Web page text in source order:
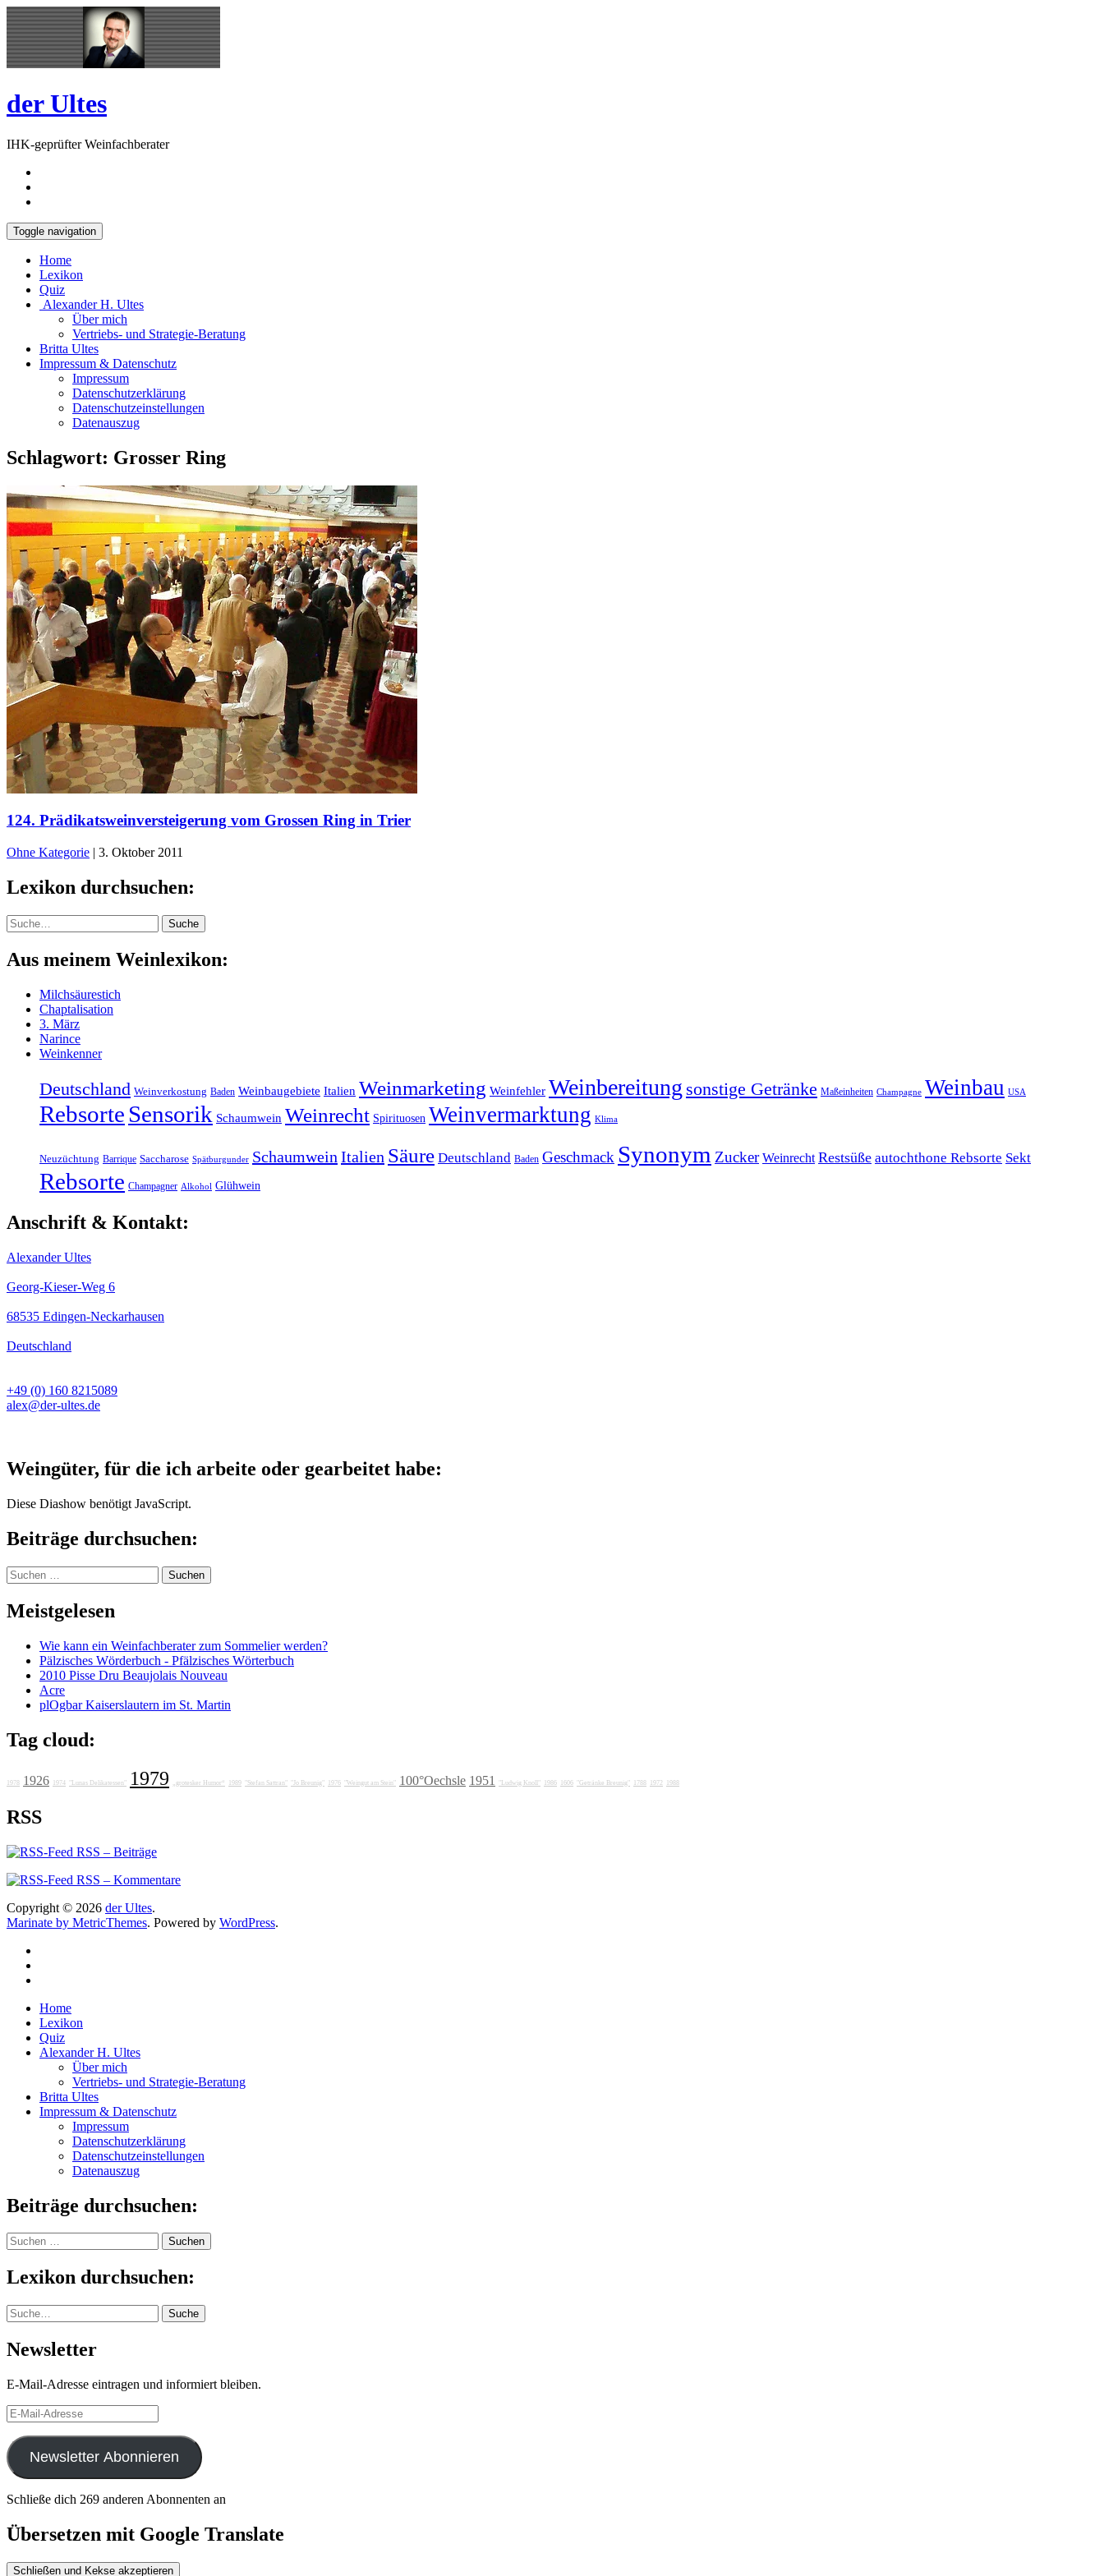
Skip
to
content
Open
Sidebar
der Ultes
IHK-geprüfter Weinfachberater
Toggle navigation
Home
Lexikon
Quiz
Alexander H. Ultes
Über mich
Vertriebs- und Strategie-Beratung
Britta Ultes
Impressum & Datenschutz
Impressum
Datenschutzerklärung
Datenschutzeinstellungen
Datenauszug
Schlagwort: Grosser Ring
124. Prädikatsweinversteigerung vom Grossen Ring in Trier
Ohne Kategorie | 3. Oktober 2011
Lexikon durchsuchen:
Suche Suche
Aus meinem Weinlexikon:
Milchsäurestich
Chaptalisation
3. März
Narince
Weinkenner
Deutschland Weinverkostung Baden Weinbaugebiete Italien Weinmarketing Weinfehler Weinbereitung sonstige Getränke Maßeinheiten Champagne Weinbau USA
Rebsorte Sensorik Schaumwein Weinrecht Spirituosen Weinvermarktung Klima
Neuzüchtung Barrique Saccharose Spätburgunder Schaumwein Italien Säure Deutschland Baden Geschmack Synonym Zucker Weinrecht Restsüße autochthone Rebsorte Sekt
Rebsorte Champagner Alkohol Glühwein
Anschrift & Kontakt:
Alexander Ultes
Georg-Kieser-Weg 6
68535 Edingen-Neckarhausen
Deutschland
+49 (0) 160 8215089
alex@der-ultes.de
Weingüter, für die ich arbeite oder gearbeitet habe:
Diese Diashow benötigt JavaScript.
Beiträge durchsuchen:
Suchen
nach:
Meistgelesen
Wie kann ein Weinfachberater zum Sommelier werden?
Pälzisches Wörderbuch - Pfälzisches Wörterbuch
2010 Pisse Dru Beaujolais Nouveau
Acre
plOgbar Kaiserslautern im St. Martin
Tag cloud:
1978 1926 1974 "Lunas Delikatessen" 1979 „grotesker Humor“ 1989 "Stefan Sattran" "Jo Breunig" 1976 "Weingut am Stein" 100°Oechsle 1951 "Ludwig Knoll" 1986 1606 "Getränke Breunig" 1788 1972 1988
RSS
RSS – Beiträge
RSS – Kommentare
Copyright © 2026 der Ultes.
Marinate by MetricThemes. Powered by WordPress.
Home
Lexikon
Quiz
Alexander H. Ultes
Über mich
Vertriebs- und Strategie-Beratung
Britta Ultes
Impressum & Datenschutz
Impressum
Datenschutzerklärung
Datenschutzeinstellungen
Datenauszug
Beiträge durchsuchen:
Suchen
nach:
Lexikon durchsuchen:
Suche Suche
Newsletter
E-Mail-Adresse eintragen und informiert bleiben.
E-
Mail-
Adresse
Newsletter Abonnieren
Schließe dich 269 anderen Abonnenten an
Übersetzen mit Google Translate